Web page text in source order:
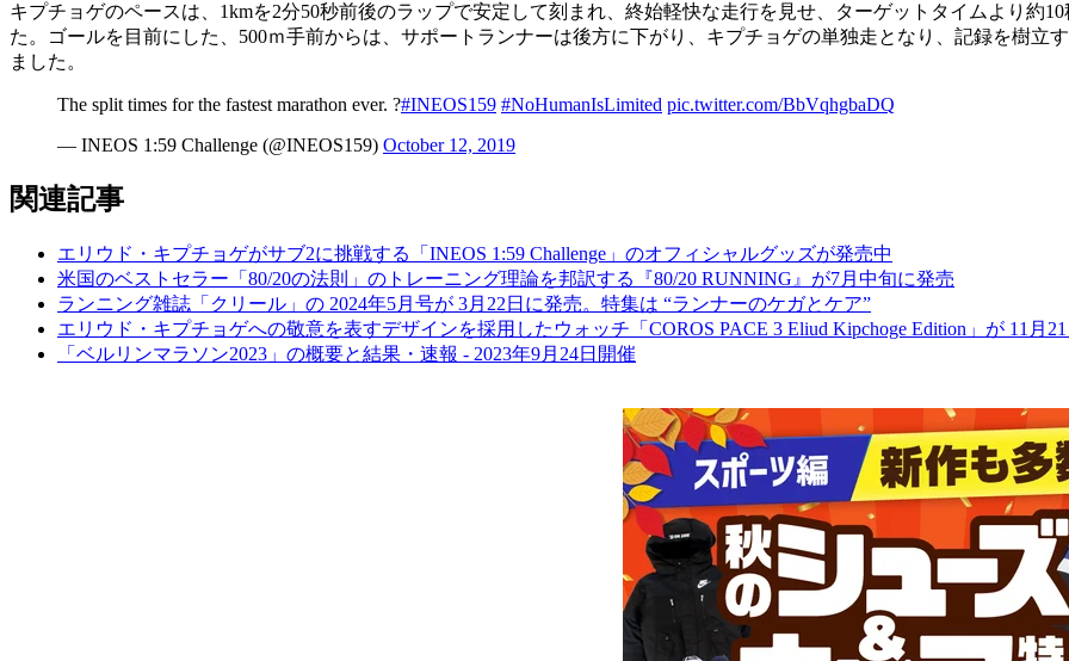
キプチョゲのペースは、1kmを2分50秒前後のラップで安定して刻まれ、終始軽快な走行を見せ、ターゲットタイムより約
た。ゴールを目前にした、500ｍ手前からは、サポートランナーは後方に下がり、キプチョゲの単独走となり、記録を樹立
ました。
The split times for the fastest marathon ever. ?#INEOS159 #NoHumanIsLimited pic.twitter.com/BbVqhgbaDQ
— INEOS 1:59 Challenge (@INEOS159) October 12, 2019
関連記事
エリウド・キプチョゲがサブ2に挑戦する「INEOS 1:59 Challenge」のオフィシャルグッズが発売中
米国のベストセラー「80/20の法則」のトレーニング理論を邦訳する『80/20 RUNNING』が7月中旬に発売
ランニング雑誌「クリール」の 2024年5月号が 3月22日に発売。特集は “ランナーのケガとケア”
エリウド・キプチョゲへの敬意を表すデザインを採用したウォッチ「COROS PACE 3 Eliud Kipchoge Edition」が 11月
「ベルリンマラソン2023」の概要と結果・速報 - 2023年9月24日開催